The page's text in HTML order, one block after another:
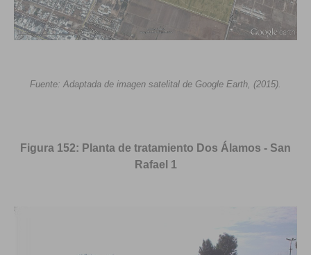
Fuente: Adaptada de imagen satelital de Google Earth, (2015).
Figura 152: Planta de tratamiento Dos Álamos - San
Rafael 1